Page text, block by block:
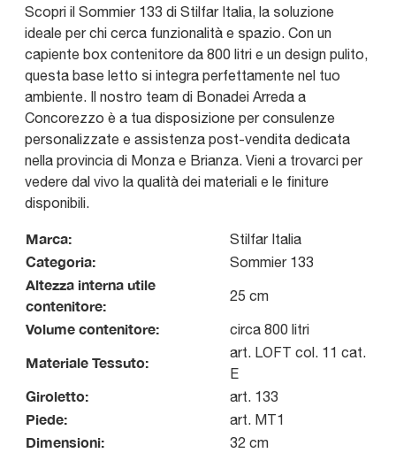
Scopri il Sommier 133 di Stilfar Italia, la soluzione
ideale per chi cerca funzionalità e spazio. Con un
capiente box contenitore da 800 litri e un design pulito,
questa base letto si integra perfettamente nel tuo
ambiente. Il nostro team di Bonadei Arreda a
Concorezzo è a tua disposizione per consulenze
personalizzate e assistenza post-vendita dedicata
nella provincia di Monza e Brianza. Vieni a trovarci per
vedere dal vivo la qualità dei materiali e le finiture
disponibili.
Marca: Stilfar Italia
Categoria: Sommier 133
Altezza interna utile
contenitore:
25 cm
Volume contenitore: circa 800 litri
Materiale Tessuto:
art. LOFT col. 11 cat.
E
Giroletto: art. 133
Piede: art. MT1
Dimensioni: 32 cm